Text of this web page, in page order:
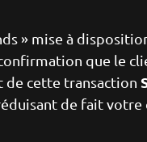
» mise à
que le
de cette transaction
de fait votre